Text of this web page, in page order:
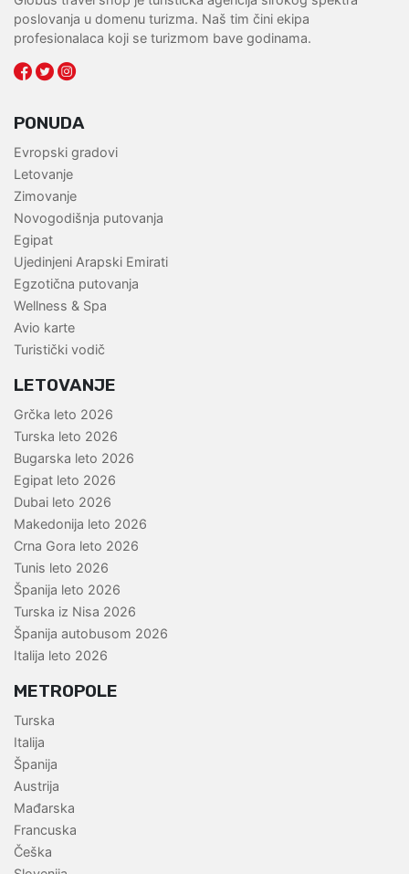
poslovanja u domenu turizma. Naš tim čini ekipa
profesionalaca koji se turizmom bave godinama.
PONUDA
Evropski gradovi
Letovanje
Zimovanje
Novogodišnja putovanja
Egipat
Ujedinjeni Arapski Emirati
Egzotična putovanja
Wellness & Spa
Avio karte
Turistički vodič
LETOVANJE
Grčka leto 2026
Turska leto 2026
Bugarska leto 2026
Egipat leto 2026
Dubai leto 2026
Makedonija leto 2026
Crna Gora leto 2026
Tunis leto 2026
Španija leto 2026
Turska iz Nisa 2026
Španija autobusom 2026
Italija leto 2026
METROPOLE
Turska
Italija
Španija
Austrija
Mađarska
Francuska
Češka